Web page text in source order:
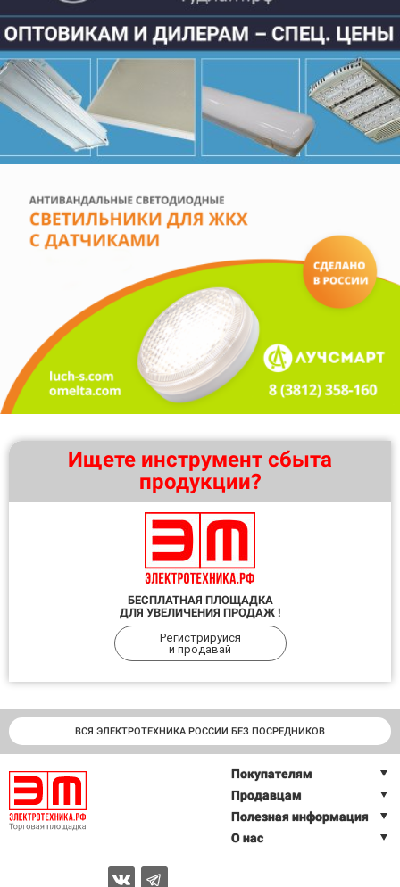
Ищете инструмент сбыта
продукции?
БЕСПЛАТНАЯ ПЛОЩАДКА
ДЛЯ УВЕЛИЧЕНИЯ ПРОДАЖ !
Регистрируйся
и продавай
ВСЯ ЭЛЕКТРОТЕХНИКА РОССИИ БЕЗ ПОСРЕДНИКОВ
Покупателям
Продавцам
Полезная информация
О нас